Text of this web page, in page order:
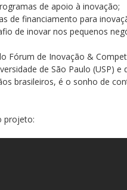
de apoio à inovação;
de financiamento para
de inovar nos pequenos
Fórum de Inovação &
de São Paulo (USP)
brasileiros, é o sonho de
projeto: